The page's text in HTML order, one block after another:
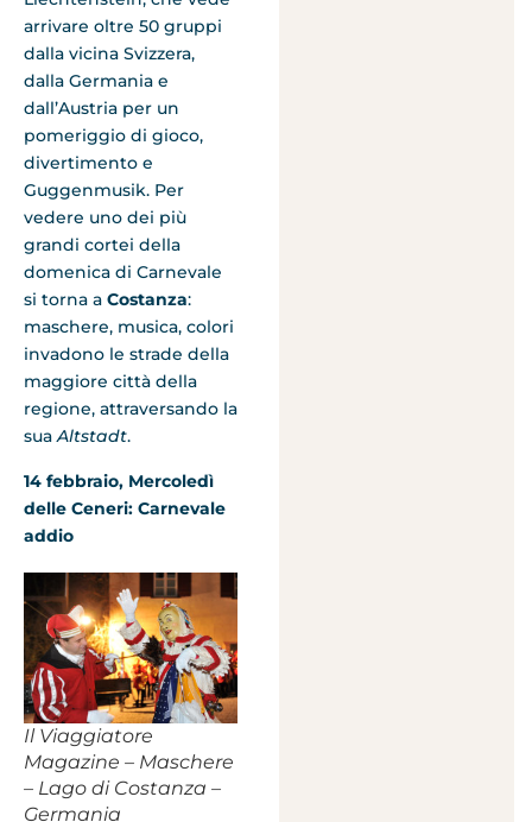
arrivare oltre 50 gruppi
dalla vicina Svizzera,
dalla Germania e
dall’Austria per un
pomeriggio di gioco,
divertimento e
Guggenmusik. Per
vedere uno dei più
grandi cortei della
domenica di Carnevale
si torna a Costanza:
maschere, musica, colori
invadono le strade della
maggiore città della
regione, attraversando la
suaAltstadt.
14 febbraio, Mercoledì
delle Ceneri: Carnevale
addio
Il Viaggiatore
Magazine – Maschere
– Lago di Costanza –
Germania